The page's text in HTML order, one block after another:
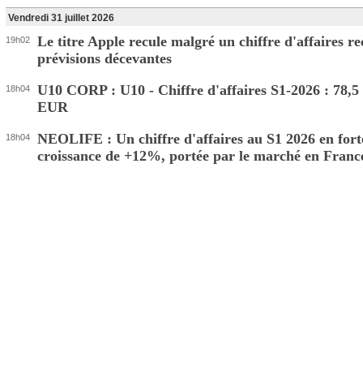
Vendredi 31 juillet 2026
19h02
Le titre Apple recule malgré un chiffre d'affaires
prévisions décevantes
18h04
U10 CORP : U10 - Chiffre d'affaires S1-2026 : 78,5
EUR
18h04
NEOLIFE : Un chiffre d'affaires au S1 2026 en
croissance de +12%, portée par le marché en